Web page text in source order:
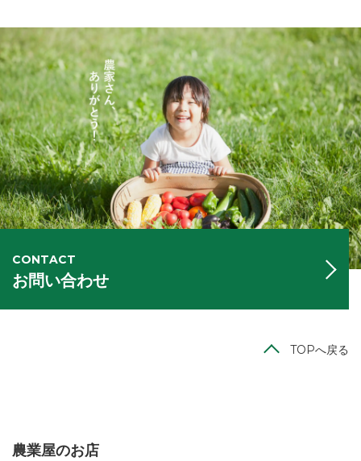
CONTACT
お問い合わせ
TOPへ戻る
農業屋のお店